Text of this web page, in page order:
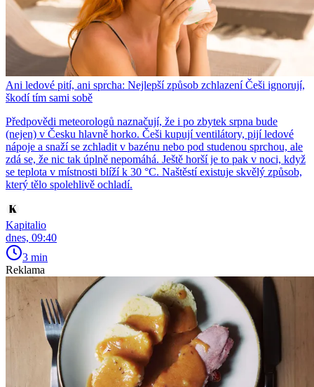
Ani ledové pití, ani sprcha: Nejlepší způsob zchlazení Češi ignorují,
škodí tím sami sobě
Předpovědi meteorologů naznačují, že i po zbytek srpna bude
(nejen) v Česku hlavně horko. Češi kupují ventilátory, pijí ledové
nápoje a snaží se zchladit v bazénu nebo pod studenou sprchou, ale
zdá se, že nic tak úplně nepomáhá. Ještě horší je to pak v noci, když
se teplota v místnosti blíží k 30 °C. Naštěstí existuje skvělý způsob,
který tělo spolehlivě ochladí.
Kapitalio
dnes, 09:40
3 min
Reklama